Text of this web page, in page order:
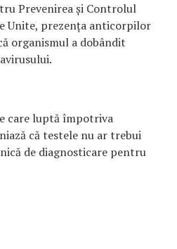
Prevenirea și Controlul
Unite, prezența anticorpilor
organismul a dobândit
care luptă împotriva
că testele nu ar trebui
de diagnosticare pentru